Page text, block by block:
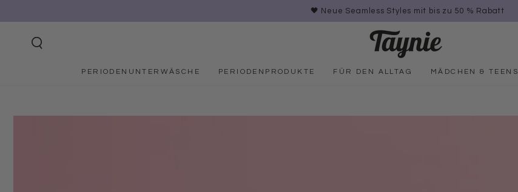
🖤 Neue Seamless Styles mit bis zu 50 % Rabatt
PERIODENUNTERWÄSCHE PERIODENPRODUKTE FÜR DEN ALLTAG MÄDCHEN & TEENS